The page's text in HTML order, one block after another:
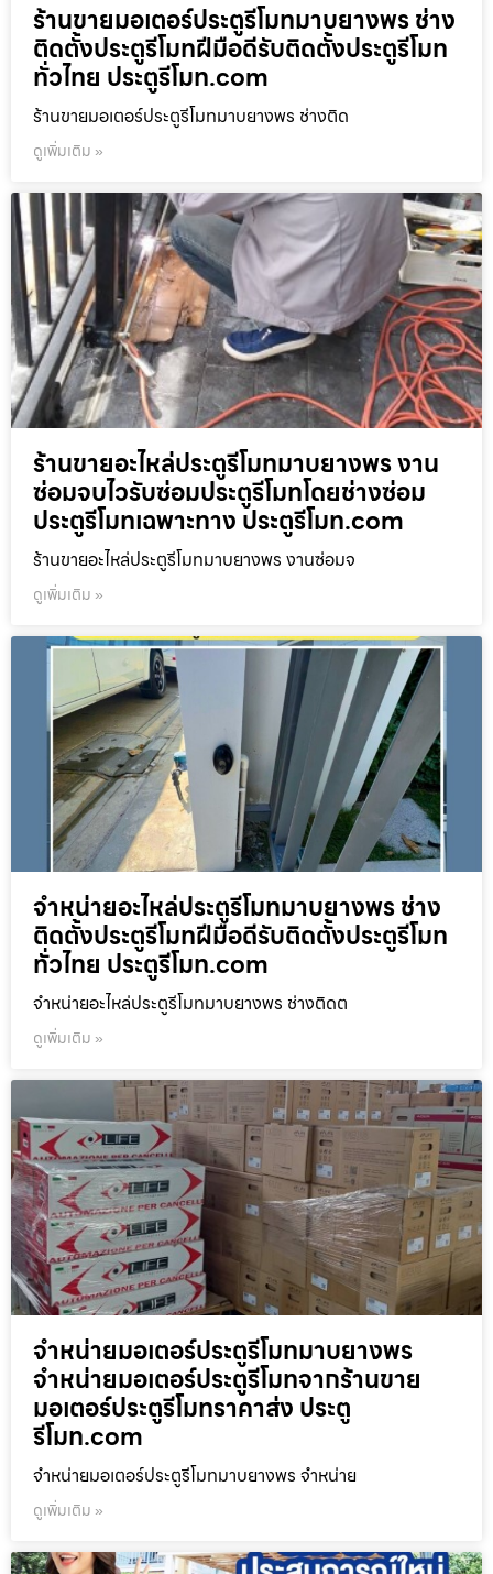
ร้านขายมอเตอร์ประตูรีโมทมาบยางพร ช่าง
ติดตั้งประตูรีโมทฝีมือดีรับติดตั้งประตูรีโมท
ทั่วไทย ประตูรีโมท.com
ร้านขายมอเตอร์ประตูรีโมทมาบยางพร ช่างติด
ดูเพิ่มเติม »
ร้านขายอะไหล่ประตูรีโมทมาบยางพร งาน
ซ่อมจบไวรับซ่อมประตูรีโมทโดยช่างซ่อม
ประตูรีโมทเฉพาะทาง ประตูรีโมท.com
ร้านขายอะไหล่ประตูรีโมทมาบยางพร งานซ่อมจ
ดูเพิ่มเติม »
จำหน่ายอะไหล่ประตูรีโมทมาบยางพร ช่าง
ติดตั้งประตูรีโมทฝีมือดีรับติดตั้งประตูรีโมท
ทั่วไทย ประตูรีโมท.com
จำหน่ายอะไหล่ประตูรีโมทมาบยางพร ช่างติดต
ดูเพิ่มเติม »
จำหน่ายมอเตอร์ประตูรีโมทมาบยางพร
จำหน่ายมอเตอร์ประตูรีโมทจากร้านขาย
มอเตอร์ประตูรีโมทราคาส่ง ประตู
รีโมท.com
จำหน่ายมอเตอร์ประตูรีโมทมาบยางพร จำหน่าย
ดูเพิ่มเติม »